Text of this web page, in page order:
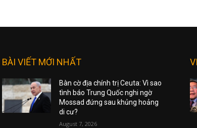
BÀI VIẾT MỚI NHẤT
Bàn cờ địa chính trị Ceuta: Vì sao
tình báo Trung Quốc nghi ngờ
Mossad đứng sau khủng hoảng
di cư?
August 7, 2026